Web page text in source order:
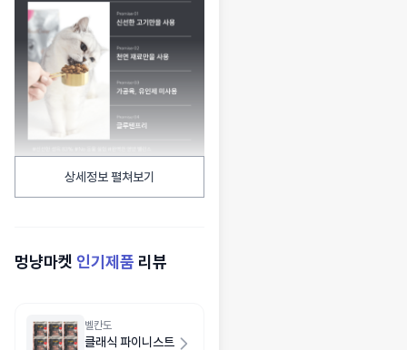
상세정보 펼쳐보기
멍냥마켓 인기제품 리뷰
벨칸도
클래식 파이니스트